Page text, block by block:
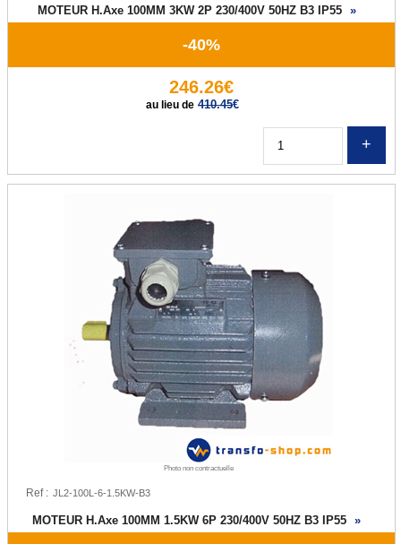
Variateur Monophasé
Variateur Monophasé/Triphasé
Condensateur permanent et de démarrage
Disjoncteur & protection moteur
DESTOCKAGE
Transformateur Monophasé
Transformateur Triphasé
Transformateur Tri / Mono
Transformateur Torique
Autotransformateur
MOTEUR H.Axe 100MM 3KW 2P 230/400V 50HZ B3 IP55 »
-40%
246.26€
au lieu de 410.45€
Photo non contractuelle
Ref :
MOTEUR H.Axe 100MM 1.5KW 6P 230/400V 50HZ B3 IP55 »